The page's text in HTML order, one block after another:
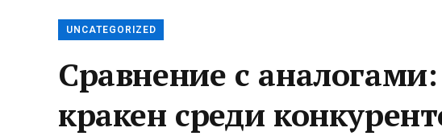
UNCATEGORIZED
Сравнение с
кракен среди